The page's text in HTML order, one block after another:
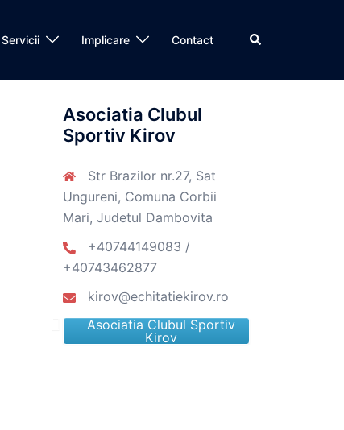
Servicii Implicare Contact Search
Asociatia Clubul
Sportiv Kirov
Str Brazilor nr.27, Sat
Ungureni, Comuna Corbii
Mari, Judetul Dambovita
+40744149083 /
+40743462877
kirov@echitatiekirov.ro
Asociatia Clubul Sportiv
Kirov